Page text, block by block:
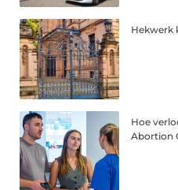
Hekwerk
Hoe
Abortion